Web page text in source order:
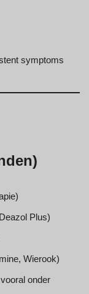
symptoms
Plus)
Wierook)
onder